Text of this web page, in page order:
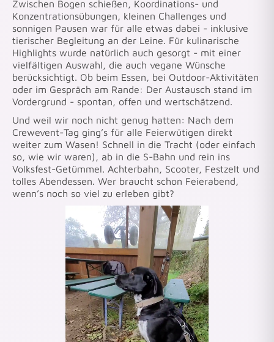
Zwischen Bogen schießen, Koordinations- und
Konzentrationsübungen, kleinen Challenges und
sonnigen Pausen war für alle etwas dabei - inklusive
tierischer Begleitung an der Leine. Für kulinarische
Highlights wurde natürlich auch gesorgt - mit einer
vielfältigen Auswahl, die auch vegane Wünsche
berücksichtigt. Ob beim Essen, bei Outdoor-Aktivitäten
oder im Gespräch am Rande: Der Austausch stand im
Vordergrund - spontan, offen und wertschätzend.
Und weil wir noch nicht genug hatten: Nach dem
Crewevent-Tag ging’s für alle Feierwütigen direkt
weiter zum Wasen! Schnell in die Tracht (oder einfach
so, wie wir waren), ab in die S-Bahn und rein ins
Volksfest-Getümmel. Achterbahn, Scooter, Festzelt und
tolles Abendessen. Wer braucht schon Feierabend,
wenn’s noch so viel zu erleben gibt?